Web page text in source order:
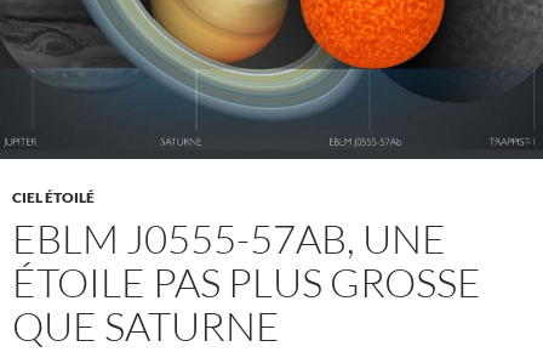
CIEL ÉTOILÉ
EBLM J0555-57AB, UNE
ÉTOILE PAS PLUS GROSSE
QUE SATURNE